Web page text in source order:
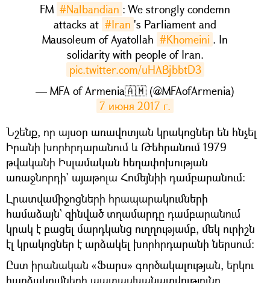
FM #Nalbandian : We strongly condemn
attacks at #Iran 's Parliament and
Mausoleum of Ayatollah #Khomeini . In
solidarity with people of Iran.
pic.twitter.com/uHABjbbtD3
— MFA of Armenia🇦🇲 (@MFAofArmenia)
7 июня 2017 г.
​Նշենք, որ այսօր առավոտյան կրակոցներ են հնչել
Իրանի խորհրդարանում և Թեհրանում 1979
թվականի Իսլամական հեղափոխության
առաջնորդի` այաթոլա Հոմեյնիի դամբարանում:
Լրատվամիջոցների հրապարակումների
համաձայն` զինված տղամարդը դամբարանում
կրակ է բացել մարդկանց ուղղությամբ, մեկ ուրիշն
էլ կրակոցներ է արձակել խորհրդարանի ներսում։
Ըստ իրանական «Ֆարս» գործակալության, երկու
հարձակումների պատասխանատվությունը